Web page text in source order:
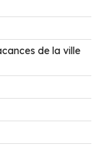
de la ville